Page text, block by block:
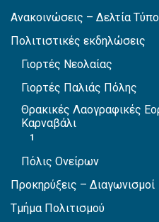
Ανακοινώσεις – Δελτία
Πολιτιστικές εκδηλώσεις
Γιορτές Νεολαίας
Γιορτές Παλιάς Πόλης
Θρακικές Λαογραφικές
Καρναβάλι
1
Πόλις Ονείρων
Προκηρύξεις – Διαγωνισμοί
Τμήμα Πολιτισμού